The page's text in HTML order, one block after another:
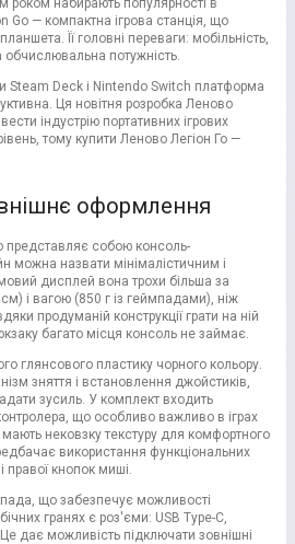
роком набирають популярності в
Go — компактна ігрова станція, що
Її головні переваги: мобільність,
обчислювальна потужність.
Steam Deck і Nintendo Switch платформа
Ця новітня розробка Леново
індустрію портативних ігрових
тому купити Леново Легіон Го —
оформлення
представляє собою консоль-
можна назвати мінімалістичним і
дисплей вона трохи більша за
і вагою (850 г із геймпадами), ніж
продуманій конструкції грати на ній
багато місця консоль не займає.
глянсового пластику чорного кольору.
зняття і встановлення джойстиків,
зусиль. У комплект входить
що особливо важливо в іграх
нековзку текстуру для комфортного
використання функціональних
правої кнопок миші.
що забезпечує можливості
гранях є роз'єми: USB Type-C,
дає можливість підключати зовнішні